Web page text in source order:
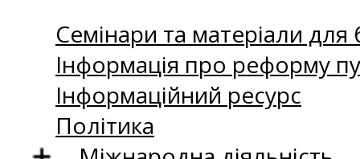
Семінари та матеріали для
Інформація про реформу
Інформаційний ресурс
Політика